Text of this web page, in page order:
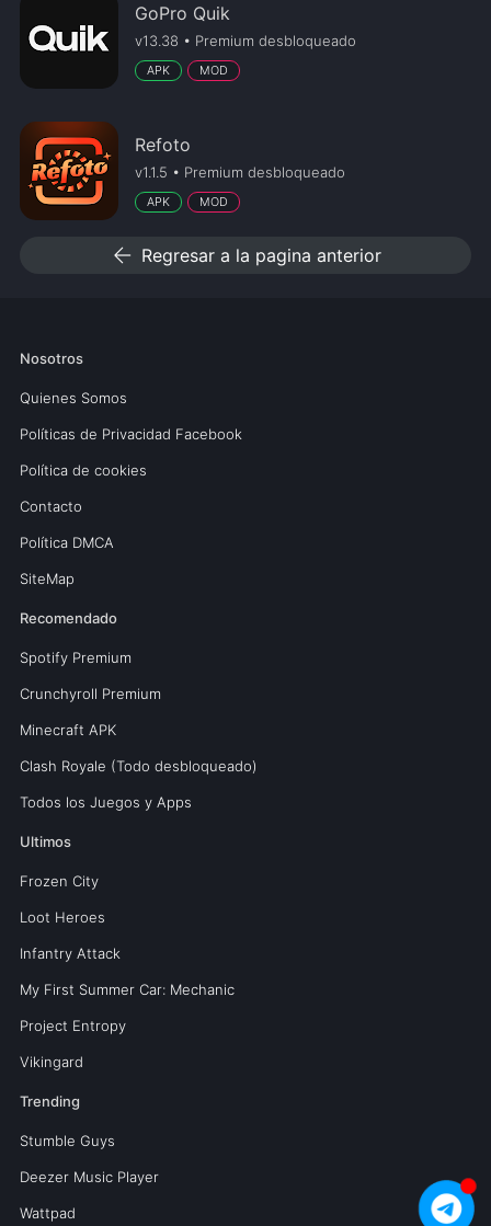
GoPro Quik
v13.38 • Premium desbloqueado
APK MOD
Refoto
v1.1.5 • Premium desbloqueado
APK MOD
arrow_back Regresar a la pagina anterior
Nosotros
Quienes Somos
Políticas de Privacidad Facebook
Política de cookies
Contacto
Política DMCA
SiteMap
Recomendado
Spotify Premium
Crunchyroll Premium
Minecraft APK
Clash Royale (Todo desbloqueado)
Todos los Juegos y Apps
Ultimos
Frozen City
Loot Heroes
Infantry Attack
My First Summer Car: Mechanic
Project Entropy
Vikingard
Trending
Stumble Guys
Deezer Music Player
Wattpad